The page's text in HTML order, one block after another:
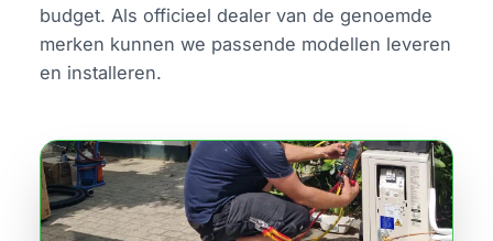
budget. Als officieel dealer van de genoemde
merken kunnen we passende modellen leveren
en installeren.